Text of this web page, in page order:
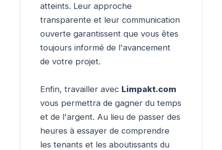
atteints. Leur approche
transparente et leur communication
ouverte garantissent que vous êtes
toujours informé de l'avancement
de votre projet.
Enfin, travailler avec Limpakt.com
vous permettra de gagner du temps
et de l'argent. Au lieu de passer des
heures à essayer de comprendre
les tenants et les aboutissants du